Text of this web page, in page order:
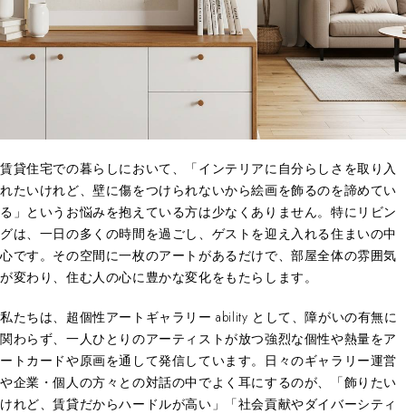
賃貸住宅での暮らしにおいて、「インテリアに自分らしさを取り入
れたいけれど、壁に傷をつけられないから絵画を飾るのを諦めてい
る」というお悩みを抱えている方は少なくありません。特にリビン
グは、一日の多くの時間を過ごし、ゲストを迎え入れる住まいの中
心です。その空間に一枚のアートがあるだけで、部屋全体の雰囲気
が変わり、住む人の心に豊かな変化をもたらします。
私たちは、超個性アートギャラリー ability として、障がいの有無に
関わらず、一人ひとりのアーティストが放つ強烈な個性や熱量をア
ートカードや原画を通して発信しています。日々のギャラリー運営
や企業・個人の方々との対話の中でよく耳にするのが、「飾りたい
けれど、賃貸だからハードルが高い」「社会貢献やダイバーシティ